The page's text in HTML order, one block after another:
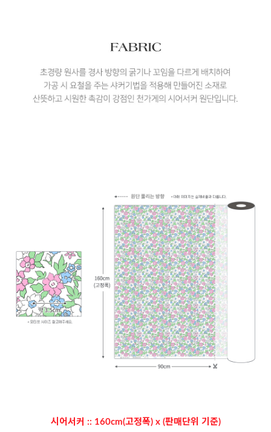
시어서커 :: 160cm(고정폭) x (판매단위 기준)